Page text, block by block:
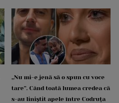
„Nu mi-e jenă să o spun cu voce
tare”. Când toată lumea credea că
s-au liniștit apele între Codruța